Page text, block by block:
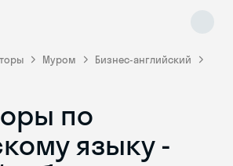
Муром
Бизнес-английский
по
языку -